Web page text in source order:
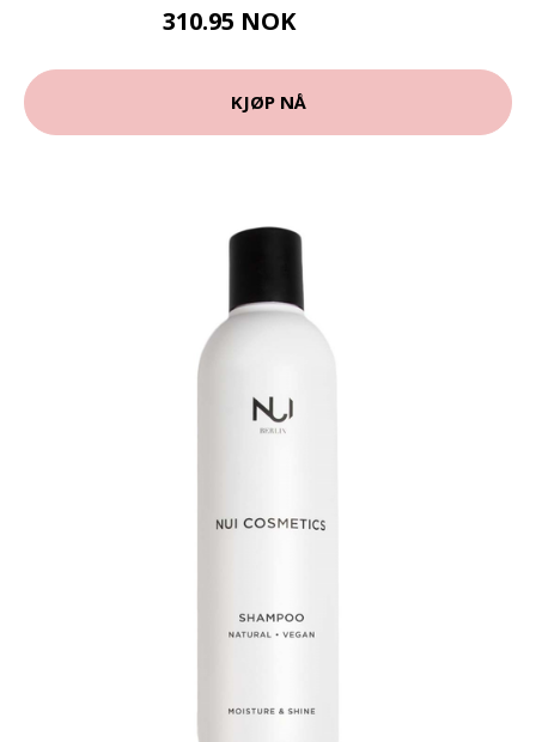
310.95 NOK
KJØP NÅ